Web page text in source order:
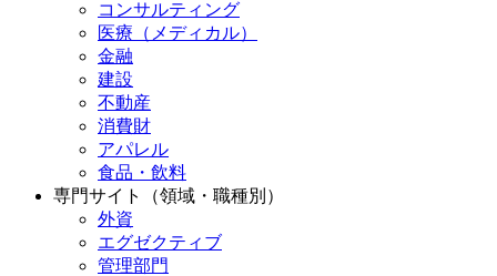
コンサルティング
医療（メディカル）
金融
建設
不動産
消費財
アパレル
食品・飲料
専門サイト（領域・職種別）
外資
エグゼクティブ
管理部門